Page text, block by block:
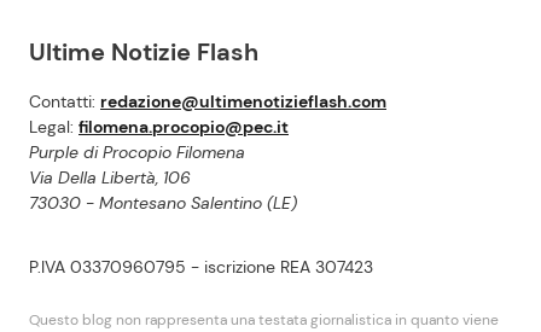
Ultime Notizie Flash
Contatti: redazione@ultimenotizieflash.com
Legal: filomena.procopio@pec.it
Purple di Procopio Filomena
Via Della Libertà, 106
73030 - Montesano Salentino (LE)
P.IVA 03370960795 - iscrizione REA 307423
Questo blog non rappresenta una testata giornalistica in quanto viene